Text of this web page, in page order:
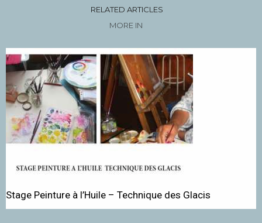
RELATED ARTICLES
MORE IN
Stage Peinture à l’Huile – Technique des Glacis